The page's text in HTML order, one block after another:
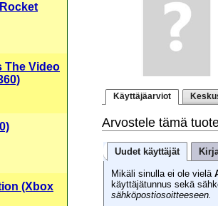
Käyttäjäarviot
Arvostele tämä
Uudet käyttäjät
Mikäli sinulla ei ole vielä
käyttäjätunnus sekä
sähköpostiosoitteeseen.
The Video
(Xbox